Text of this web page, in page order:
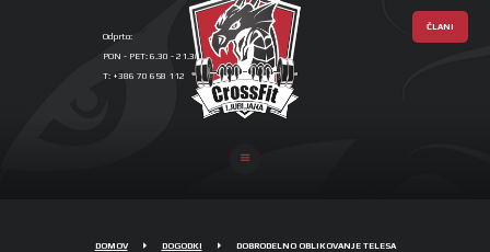
ČLANI
Odprto:
PON - PET: 6.30 - 21.30, SOB: 17.00 - 19.00
T: +386 70 658 112
DOMOV DOGODKI DOBRODELNO OBLIKOVANJE TELESA